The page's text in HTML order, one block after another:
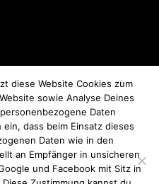
All rights reserved.
diese Website Cookies zum
sowie Analyse Deines
Daten
dass beim Einsatz dieses
Daten wie in den
an Empfänger in unsicheren
und Facebook mit Sitz in